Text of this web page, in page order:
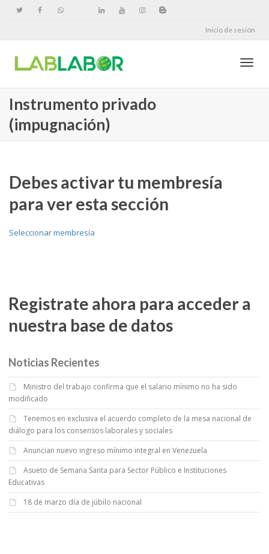
Inicio de sesión
Instrumento privado
(impugnación)
Debes activar tu membresía
para ver esta sección
Seleccionar membresía
Registrate ahora para acceder a
nuestra base de datos
Noticias Recientes
Ministro del trabajo confirma que el salario mínimo no ha sido
modificado
Tenemos en exclusiva el acuerdo completo de la mesa nacional de
diálogo para los consensos laborales y sociales
Anuncian nuevo ingreso mínimo integral en Venezuela
Asueto de Semana Santa para Sector Público e Instituciones
Educativas
18 de marzo día de júbilo nacional